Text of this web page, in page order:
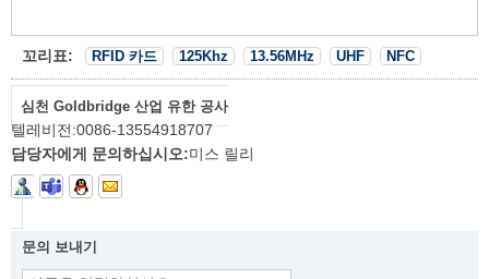
꼬리표: RFID 카드 125Khz 13.56MHz UHF NFC
심천 Goldbridge 산업 유한 공사
텔레비전:0086-13554918707
담당자에게 문의하십시오:미스 릴리
문의 보내기